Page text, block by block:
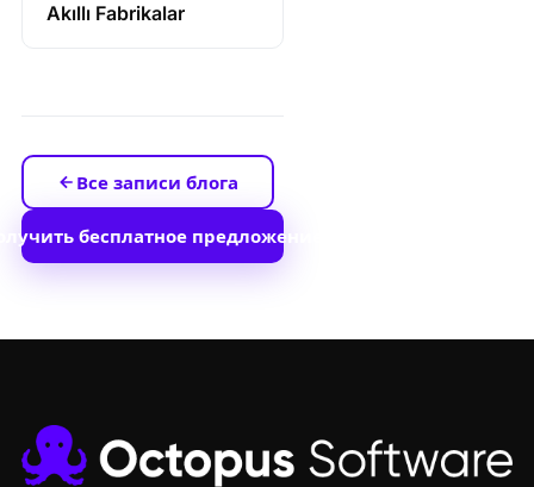
Akıllı Fabrikalar
Все записи блога
бесплатное предложение